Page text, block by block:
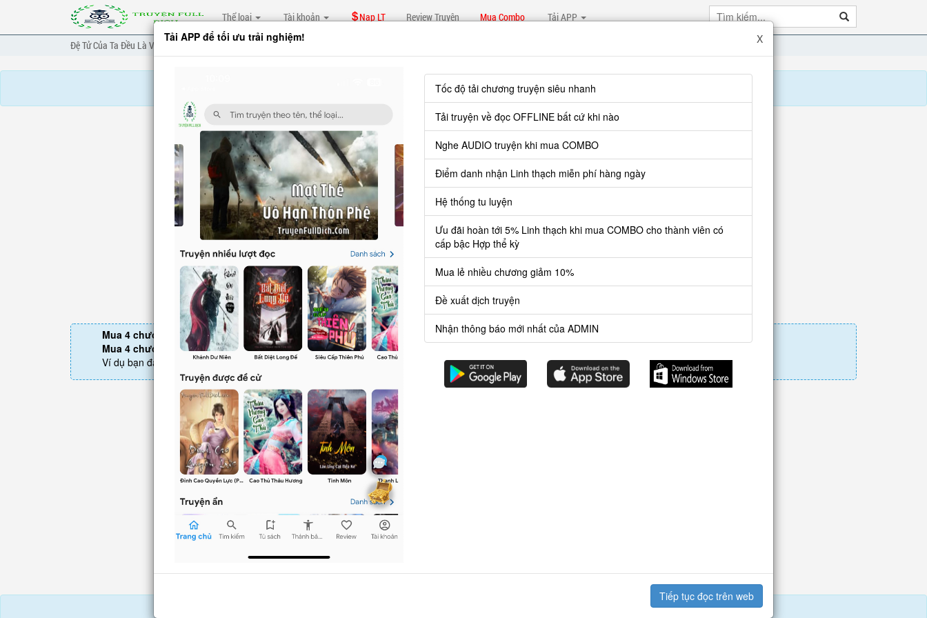
Thể loại Tài khoản Nạp LT Review Truyện Mua Combo Tải APP
Đệ Tử Của Ta Đều Là Vô Địch Đại Yêu Chương 270
Báo lỗi, nhờ hỗ trợ, yêu cầu cập nhập.
ĐỆ TỬ CỦA TA ĐỀU LÀ VÔ ĐỊCH ĐẠI YÊU
Chương 270: Thượng cổ hung thú giáng thế, Tôn Ngộ Không chiến như thiên ma (4)
Chương truyện cần 25 LT để mua.
Truyện mua lẻ thì cứ Giá chương x Số chương, mua combo thì đến danh sách combo tìm giá
Đăng nhập Nạp linh thạch
Mua 4 chương chỉ có tác dụng tiết kiệm thời gian.
Mua 4 chương thì 3 chương sau sẽ không phải ấn mua.
Ví dụ bạn đang ở chương 100 và mua 4 chương thìchương 101,102,103 sẽ không phải ấn mua.
Chương
Bạn có thể dùng phím mũi tên hoặc A/D để lùi/sang chương.
Tải APP để tối ưu trải nghiệm! X
Tốc độ tải chương truyện siêu nhanh
Tải truyện về đọc OFFLINE bất cứ khi nào
Nghe AUDIO truyện khi mua COMBO
Điểm danh nhận Linh thạch miễn phí hàng ngày
Hệ thống tu luyện
Ưu đãi hoàn tới 5% Linh thạch khi mua COMBO cho thành viên có
cấp bậc Hợp thể kỳ
Mua lẻ nhiều chương giảm 10%
Đề xuất dịch truyện
Nhận thông báo mới nhất của ADMIN
Tiếp tục đọc trên web